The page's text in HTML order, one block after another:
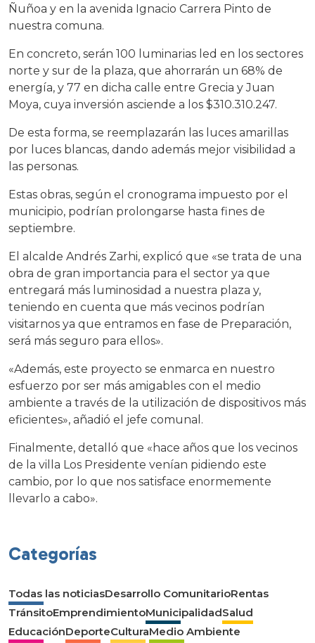
Ñuñoa y en la avenida Ignacio Carrera Pinto de
nuestra comuna.
En concreto, serán 100 luminarias led en los sectores
norte y sur de la plaza, que ahorrarán un 68% de
energía, y 77 en dicha calle entre Grecia y Juan
Moya, cuya inversión asciende a los $310.310.247.
De esta forma, se reemplazarán las luces amarillas
por luces blancas, dando además mejor visibilidad a
las personas.
Estas obras, según el cronograma impuesto por el
municipio, podrían prolongarse hasta fines de
septiembre.
El alcalde Andrés Zarhi, explicó que «se trata de una
obra de gran importancia para el sector ya que
entregará más luminosidad a nuestra plaza y,
teniendo en cuenta que más vecinos podrían
visitarnos ya que entramos en fase de Preparación,
será más seguro para ellos».
«Además, este proyecto se enmarca en nuestro
esfuerzo por ser más amigables con el medio
ambiente a través de la utilización de dispositivos más
eficientes», añadió el jefe comunal.
Finalmente, detalló que «hace años que los vecinos
de la villa Los Presidente venían pidiendo este
cambio, por lo que nos satisface enormemente
llevarlo a cabo».
Categorías
Todas las noticiasDesarrollo ComunitarioRentas
TránsitoEmprendimientoMunicipalidadSalud
EducaciónDeporteCulturaMedio Ambiente